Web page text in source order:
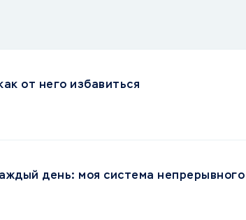
от него избавиться
день: моя система непрерывного